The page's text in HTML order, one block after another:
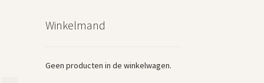
Winkelmand
Geen producten in de winkelwagen.